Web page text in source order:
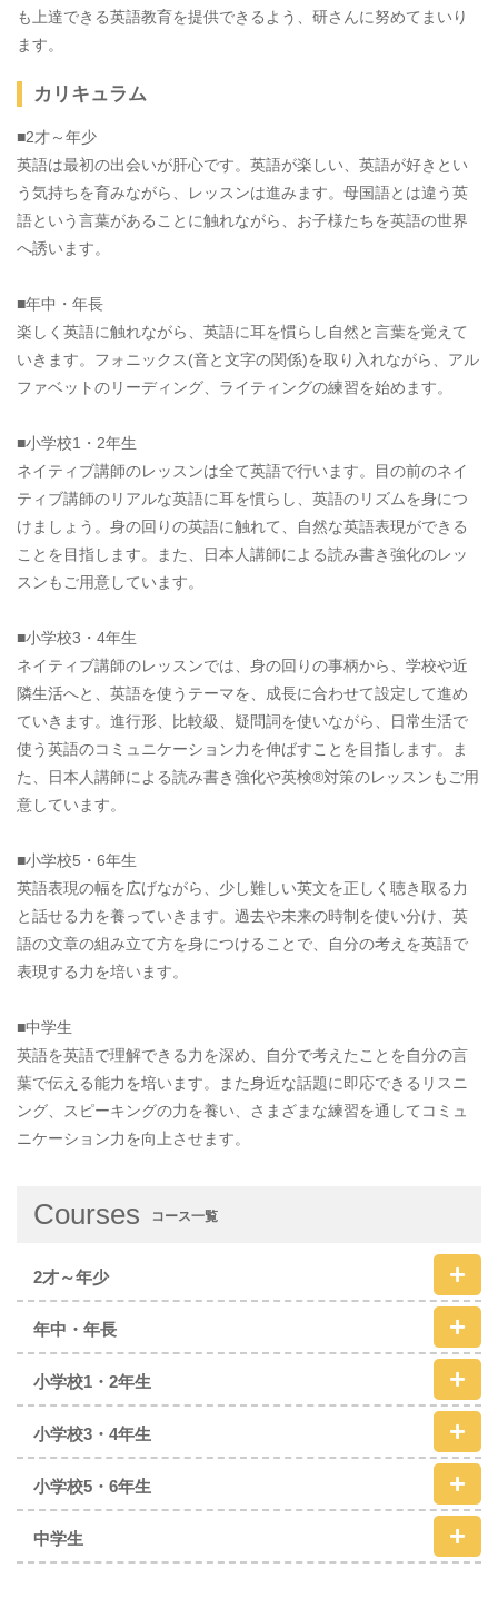
も上達できる英語教育を提供できるよう、研さんに努めてまいり
ます。
カリキュラム
■2才～年少
英語は最初の出会いが肝心です。英語が楽しい、英語が好きとい
う気持ちを育みながら、レッスンは進みます。母国語とは違う英
語という言葉があることに触れながら、お子様たちを英語の世界
へ誘います。
■年中・年長
楽しく英語に触れながら、英語に耳を慣らし自然と言葉を覚えて
いきます。フォニックス(音と文字の関係)を取り入れながら、アル
ファベットのリーディング、ライティングの練習を始めます。
■小学校1・2年生
ネイティブ講師のレッスンは全て英語で行います。目の前のネイ
ティブ講師のリアルな英語に耳を慣らし、英語のリズムを身につ
けましょう。身の回りの英語に触れて、自然な英語表現ができる
ことを目指します。また、日本人講師による読み書き強化のレッ
スンもご用意しています。
■小学校3・4年生
ネイティブ講師のレッスンでは、身の回りの事柄から、学校や近
隣生活へと、英語を使うテーマを、成長に合わせて設定して進め
ていきます。進行形、比較級、疑問詞を使いながら、日常生活で
使う英語のコミュニケーション力を伸ばすことを目指します。ま
た、日本人講師による読み書き強化や英検®対策のレッスンもご用
意しています。
■小学校5・6年生
英語表現の幅を広げながら、少し難しい英文を正しく聴き取る力
と話せる力を養っていきます。過去や未来の時制を使い分け、英
語の文章の組み立て方を身につけることで、自分の考えを英語で
表現する力を培います。
■中学生
英語を英語で理解できる力を深め、自分で考えたことを自分の言
葉で伝える能力を培います。また身近な話題に即応できるリスニ
ング、スピーキングの力を養い、さまざまな練習を通してコミュ
ニケーション力を向上させます。
Courses コース一覧
2才～年少
年中・年長
小学校1・2年生
小学校3・4年生
小学校5・6年生
中学生